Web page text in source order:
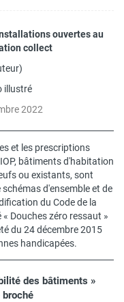
ouvertes au
collect
illustré
2022
et les prescriptions
bâtiments d'habitation
ou existants, sont
d'ensemble et de
du Code de la
Douches zéro ressaut »
du 24 décembre 2015
handicapées.
des bâtiments »